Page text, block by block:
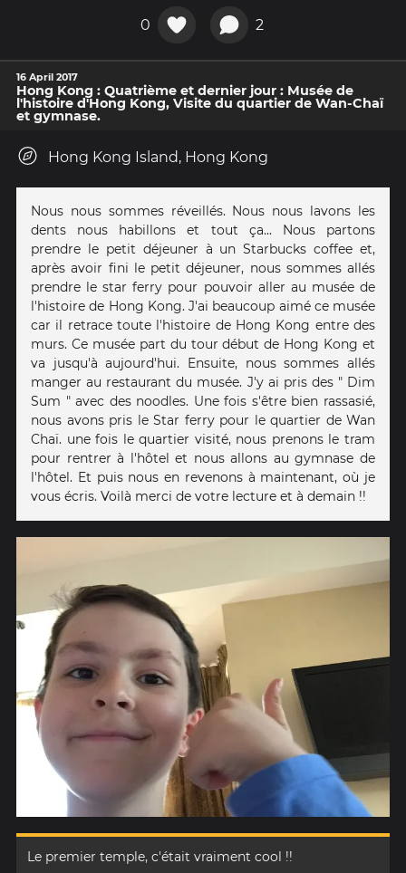
0 2
16 April 2017
Hong Kong : Quatrième et dernier jour : Musée de
l'histoire d'Hong Kong, Visite du quartier de Wan-Chaï
et gymnase.
Hong Kong Island, Hong Kong
Nous nous sommes réveillés. Nous nous lavons les
dents nous habillons et tout ça... Nous partons
prendre le petit déjeuner à un Starbucks coffee et,
après avoir fini le petit déjeuner, nous sommes allés
prendre le star ferry pour pouvoir aller au musée de
l'histoire de Hong Kong. J'ai beaucoup aimé ce musée
car il retrace toute l'histoire de Hong Kong entre des
murs. Ce musée part du tour début de Hong Kong et
va jusqu'à aujourd'hui. Ensuite, nous sommes allés
manger au restaurant du musée. J'y ai pris des " Dim
Sum " avec des noodles. Une fois s'être bien rassasié,
nous avons pris le Star ferry pour le quartier de Wan
Chaï. une fois le quartier visité, nous prenons le tram
pour rentrer à l'hôtel et nous allons au gymnase de
l'hôtel. Et puis nous en revenons à maintenant, où je
vous écris. Voilà merci de votre lecture et à demain !!
Le premier temple, c'était vraiment cool !!